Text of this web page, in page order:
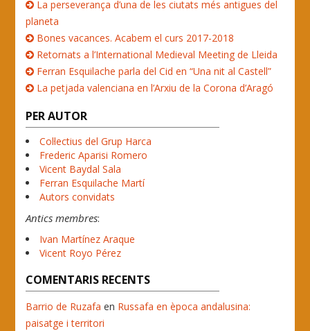
La perseverança d’una de les ciutats més antigues del
planeta
Bones vacances. Acabem el curs 2017-2018
Retornats a l’International Medieval Meeting de Lleida
Ferran Esquilache parla del Cid en “Una nit al Castell”
La petjada valenciana en l’Arxiu de la Corona d’Aragó
PER AUTOR
Col·lectius del Grup Harca
Frederic Aparisi Romero
Vicent Baydal Sala
Ferran Esquilache Martí
Autors convidats
Antics membres:
Ivan Martínez Araque
Vicent Royo Pérez
COMENTARIS RECENTS
Barrio de Ruzafa en Russafa en època andalusina:
paisatge i territori